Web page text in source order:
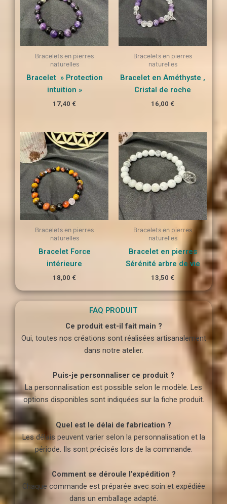
Bracelets en pierres
naturelles
Bracelet » Protection
intuition »
17,40 €
Bracelets en pierres
naturelles
Bracelet en Améthyste ,
Cristal de roche
16,00 €
Bracelets en pierres
naturelles
Bracelet Force
intérieure
18,00 €
Bracelets en pierres
naturelles
Bracelet en pierres
Sérénité arbre de vie
13,50 €
FAQ PRODUIT
Ce produit est-il fait main ?
Oui, toutes nos créations sont réalisées artisanalement
dans notre atelier.
Puis-je personnaliser ce produit ?
La personnalisation est possible selon le modèle. Les
options disponibles sont indiquées sur la fiche produit.
Quel est le délai de fabrication ?
Les délais peuvent varier selon la personnalisation et la
période. Ils sont précisés lors de la commande.
Comment se déroule l’expédition ?
Chaque commande est préparée avec soin et expédiée
dans un emballage adapté.